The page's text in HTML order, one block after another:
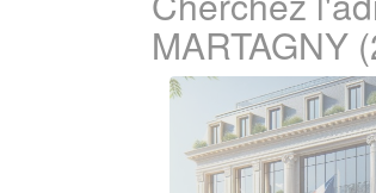
MARTAGNY